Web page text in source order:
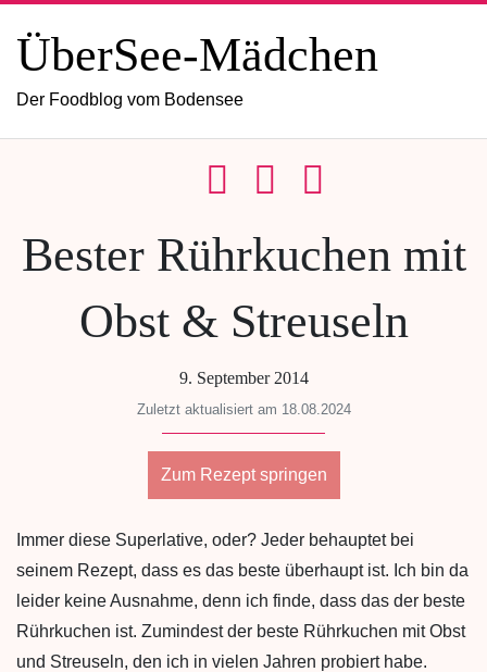
ÜberSee-Mädchen
Der Foodblog vom Bodensee
Bester Rührkuchen mit
Obst & Streuseln
9. September 2014
Zuletzt aktualisiert am 18.08.2024
Zum Rezept springen
Immer diese Superlative, oder? Jeder behauptet bei
seinem Rezept, dass es das beste überhaupt ist. Ich bin da
leider keine Ausnahme, denn ich finde, dass das der beste
Rührkuchen ist. Zumindest der beste Rührkuchen mit Obst
und Streuseln, den ich in vielen Jahren probiert habe.